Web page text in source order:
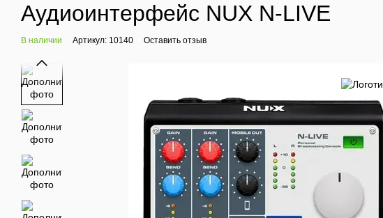
Аудиоинтерфейс NUX N-LIVE
В наличии Артикул: 10140 Оставить отзыв